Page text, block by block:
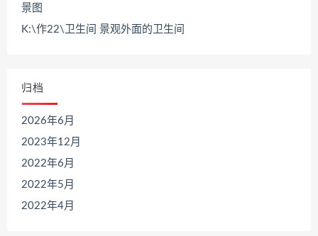
景图
K:\作22\卫生间 景观外面的卫生间
归档
2026年6月
2023年12月
2022年6月
2022年5月
2022年4月